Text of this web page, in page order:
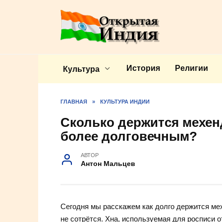
Культура История Религии
ГЛАВНАЯ » КУЛЬТУРА ИНДИИ
Сколько держится
более долговечным?
АВТОР
Антон Мальцев
Сегодня мы расскажем как долго держится
не сотрётся. Хна, используемая для росписи